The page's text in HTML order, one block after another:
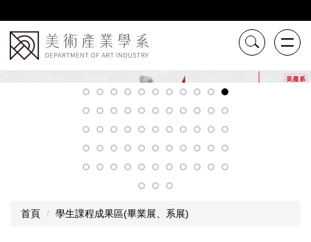
到
主
要
內
容
首頁 學生課程成果區(畢業展、系展)